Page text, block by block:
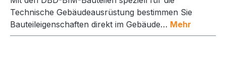
Technische Gebäudeausrüstung bestimmen Sie
Bauteileigenschaften direkt im Gebäude… Mehr